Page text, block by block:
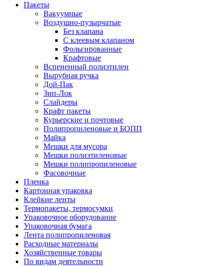
Пакеты
Вакуумные
Воздушно-пузырчатые
Без клапана
С клеевым клапаном
Фольгированные
Крафтовые
Вспененный полиэтилен
Вырубная ручка
Дой-Пак
Зип-Лок
Слайдеры
Крафт пакеты
Курьерские и почтовые
Полипропиленовые и БОПП
Майка
Мешки для мусора
Мешки полиэтиленовые
Мешки полипропиленовые
Фасовочные
Пленка
Картонная упаковка
Клейкие ленты
Термопакеты, термосумки
Упаковочное оборудование
Упаковочная бумага
Лента полипропиленовая
Расходные материалы
Хозяйственные товары
По видам деятельности